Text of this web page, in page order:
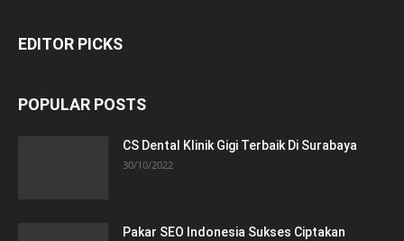
EDITOR PICKS
POPULAR POSTS
CS Dental Klinik Gigi Terbaik Di Surabaya
30/10/2022
Pakar SEO Indonesia Sukses Ciptakan